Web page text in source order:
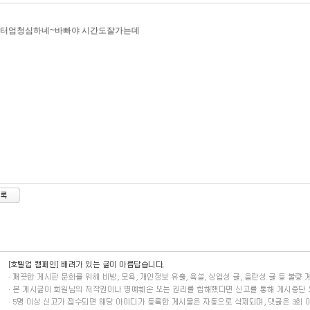
엄청심하네~바빠야 시간도잘가는데